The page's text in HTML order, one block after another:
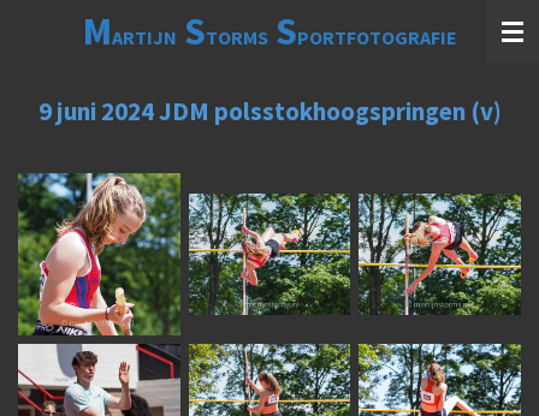
hoofdinhoud
MARTIJN STORMSSPORTFOTOGRAFIE
9 juni 2024 JDM polsstokhoogspringen (v)